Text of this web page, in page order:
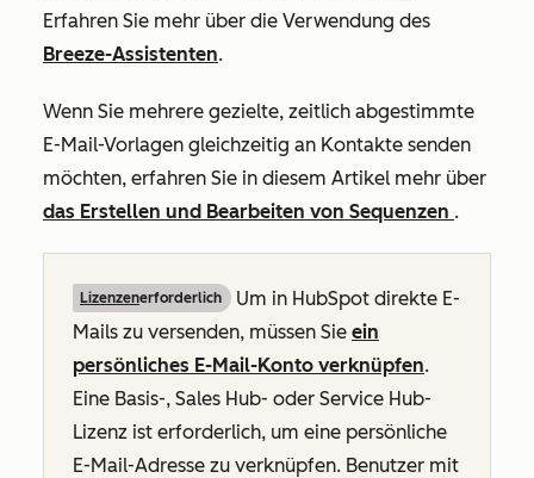
Erfahren Sie mehr über die Verwendung des
Breeze-Assistenten.
Wenn Sie mehrere gezielte, zeitlich abgestimmte
E-Mail-Vorlagen gleichzeitig an Kontakte senden
möchten, erfahren Sie in diesem Artikel mehr über
das Erstellen und Bearbeiten von Sequenzen .
Lizenzenerforderlich
Um in HubSpot direkte E-
Mails zu versenden, müssen Sie ein
persönliches E-Mail-Konto verknüpfen.
Eine Basis-, Sales Hub- oder Service Hub-
Lizenz ist erforderlich, um eine persönliche
E-Mail-Adresse zu verknüpfen. Benutzer mit